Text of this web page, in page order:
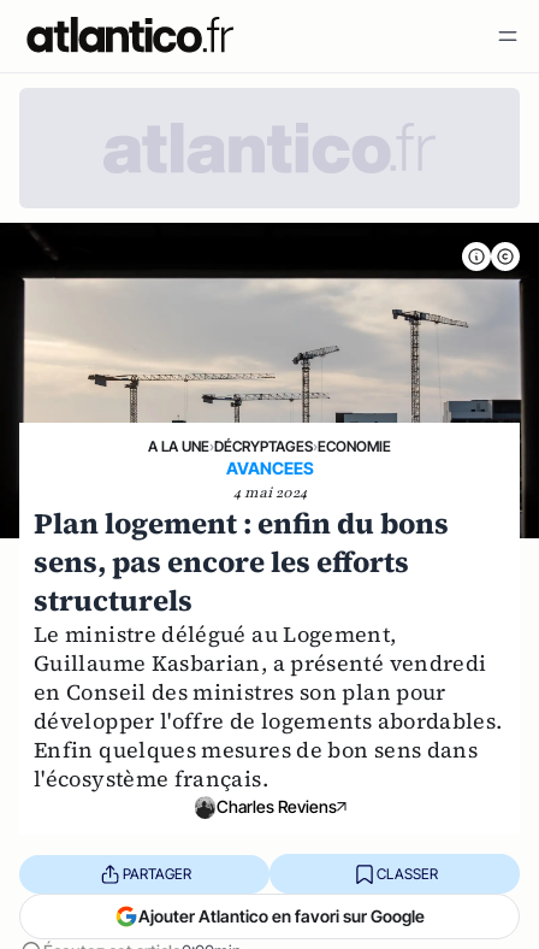
A LA UNE›DÉCRYPTAGES›ECONOMIE
AVANCEES
4 mai 2024
Plan logement : enfin du bons
sens, pas encore les efforts
structurels
Le ministre délégué au Logement,
Guillaume Kasbarian, a présenté vendredi
en Conseil des ministres son plan pour
développer l'offre de logements abordables.
Enfin quelques mesures de bon sens dans
l'écosystème français.
Charles Reviens
PARTAGER CLASSER
Ajouter Atlantico en favori sur Google